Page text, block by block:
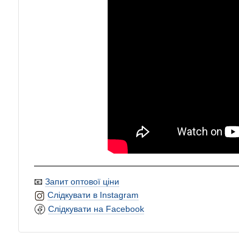
📧 Запит оптової ціни
Слідкувати в Instagram
Слідкувати на Facebook